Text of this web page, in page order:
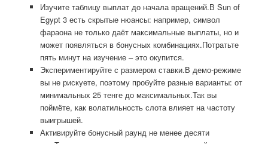
Изучите таблицу выплат до начала вращений.В Sun of
Egypt 3 есть скрытые нюансы: например, символ
фараона не только даёт максимальные выплаты, но и
может появляться в бонусных комбинациях.Потратьте
пять минут на изучение – это окупится.
Экспериментируйте с размером ставки.В демо-режиме
вы не рискуете, поэтому пробуйте разные варианты: от
минимальных 25 тенге до максимальных.Так вы
поймёте, как волатильность слота влияет на частоту
выигрышей.
Активируйте бонусный раунд не менее десяти